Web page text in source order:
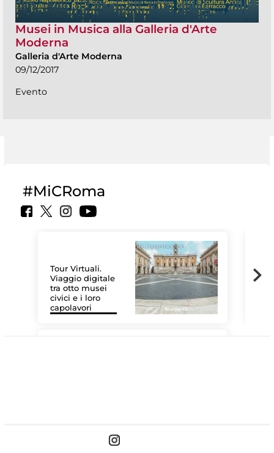
Musei in Musica alla Galleria d'Arte
Moderna
Galleria d'Arte Moderna
09/12/2017
Evento
#MiCRoma
Tour Virtuali.
Viaggio digitale
tra otto musei
civici e i loro
capolavori